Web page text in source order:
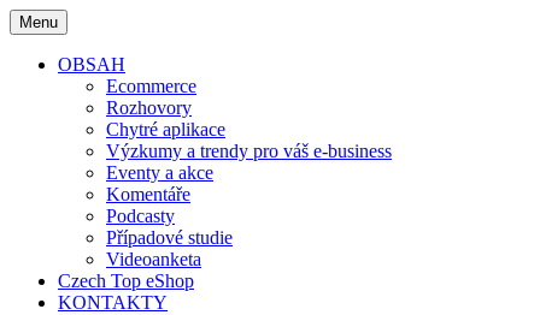
Skip
to
content
Menu
OBSAH
Ecommerce
Rozhovory
Chytré aplikace
Výzkumy a trendy pro váš e-business
Eventy a akce
Komentáře
Podcasty
Případové studie
Videoanketa
Czech Top eShop
KONTAKTY